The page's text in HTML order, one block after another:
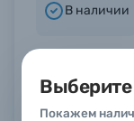
Выберите
Покажем
Б/У
Уценённые
В наличии
Можно в